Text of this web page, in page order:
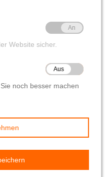
die anlässlich des 100-
und Darlehnskasse
Kloster